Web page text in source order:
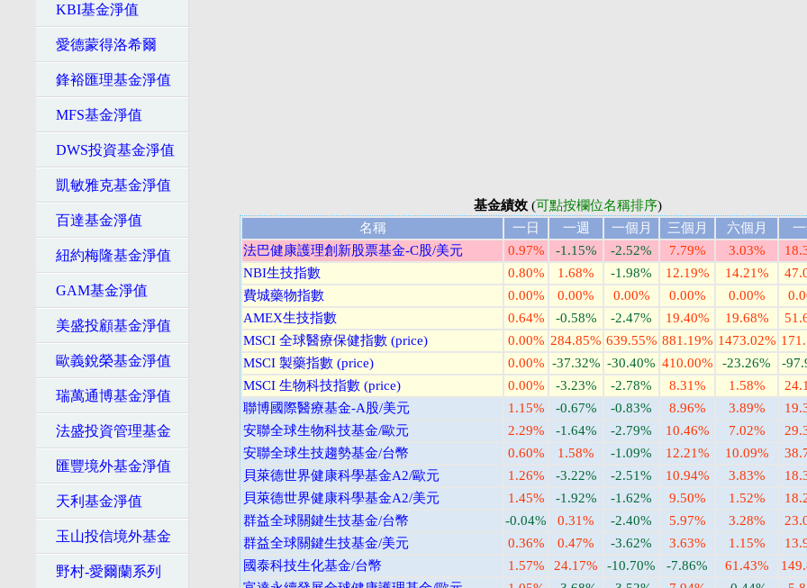
KBI基金淨值
愛德蒙得洛希爾
鋒裕匯理基金淨值
MFS基金淨值
DWS投資基金淨值
凱敏雅克基金淨值
百達基金淨值
紐約梅隆基金淨值
GAM基金淨值
美盛投顧基金淨值
歐義銳榮基金淨值
瑞萬通博基金淨值
法盛投資管理基金
匯豐境外基金淨值
天利基金淨值
玉山投信境外基金
野村-愛爾蘭系列
基金績效(可點按欄位名稱排序)
名稱
一日 一週 一個月 三個月 六個月
法巴健康護理創新股票基金-C股/美元
0.97% -1.15% -2.52% 7.79% 3.03%
NBI生技指數
0.80% 1.68% -1.98% 12.19% 14.21%
費城藥物指數
0.00% 0.00% 0.00% 0.00% 0.00%
AMEX生技指數
0.64% -0.58% -2.47% 19.40% 19.68%
MSCI 全球醫療保健指數 (price)
0.00% 284.85% 639.55% 881.19% 1473.02%
MSCI 製藥指數 (price)
0.00% -37.32% -30.40% 410.00% -23.26%
-
MSCI 生物科技指數 (price)
0.00% -3.23% -2.78% 8.31% 1.58%
聯博國際醫療基金-A股/美元
1.15% -0.67% -0.83% 8.96% 3.89%
安聯全球生物科技基金/歐元
2.29% -1.64% -2.79% 10.46% 7.02%
安聯全球生技趨勢基金/台幣
0.60% 1.58% -1.09% 12.21% 10.09%
貝萊德世界健康科學基金A2/歐元
1.26% -3.22% -2.51% 10.94% 3.83%
貝萊德世界健康科學基金A2/美元
1.45% -1.92% -1.62% 9.50% 1.52%
群益全球關鍵生技基金/台幣
-0.04% 0.31% -2.40% 5.97% 3.28%
群益全球關鍵生技基金/美元
0.36% 0.47% -3.62% 3.63% 1.15%
國泰科技生化基金/台幣
1.57% 24.17% -10.70% -7.86% 61.43%